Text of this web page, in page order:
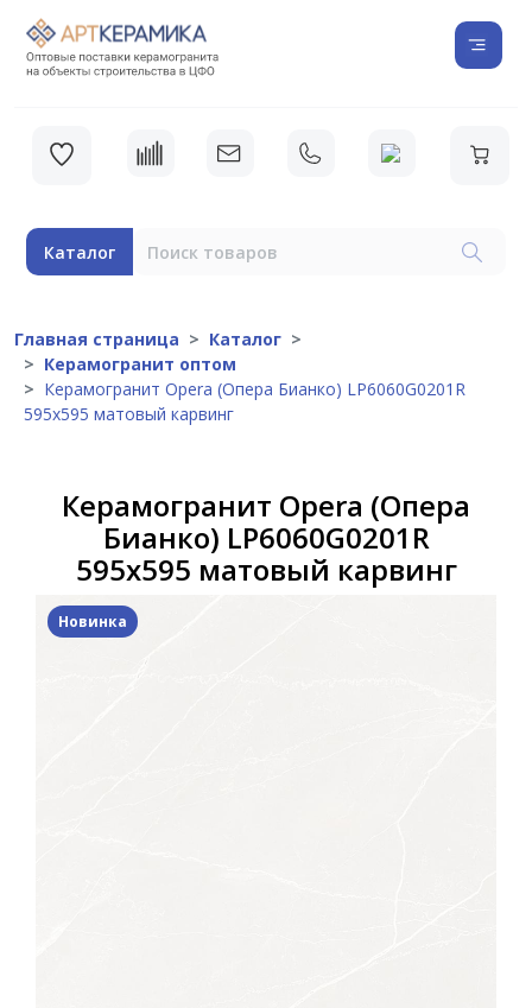
Каталог
Главная страница
Каталог
Керамогранит оптом
Керамогранит Opera (Опера Бианко) LP6060G0201R
595х595 матовый карвинг
Керамогранит Opera (Опера
Бианко) LP6060G0201R
595х595 матовый карвинг
Новинка